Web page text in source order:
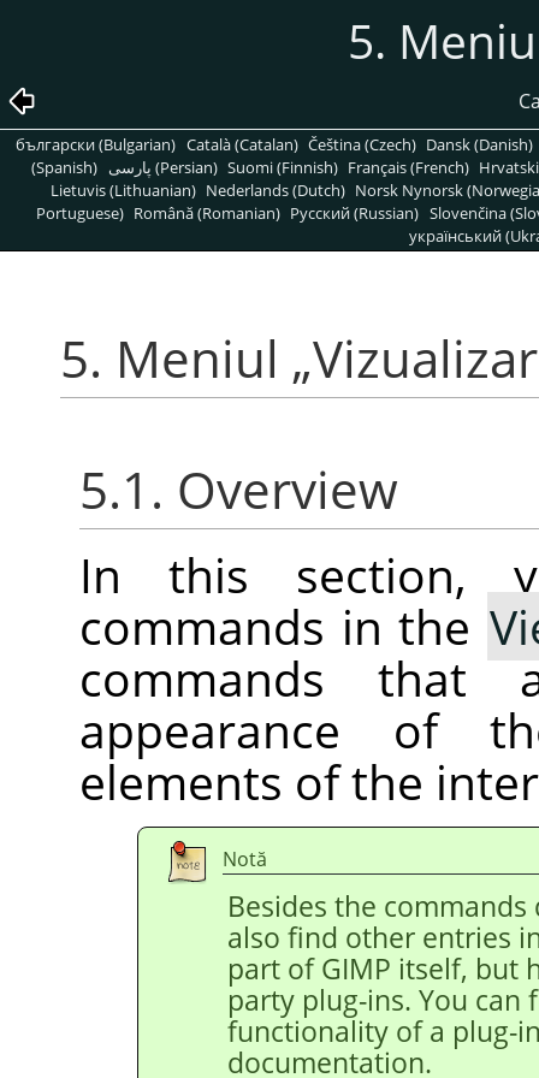
5.
български (Bulgarian) Català (Catalan) Čeština (Czech) Dansk (Danish)
(Spanish)
پارسی (Persian) Suomi (Finnish) Français (French)
Lietuvis (Lithuanian) Nederlands (Dutch) Norsk Nynorsk
Portuguese) Română (Romanian) Pусский (Russian) Slovenčina
український
5. Meniul „
5.1. Overview
In this section,
commands in the
commands that
appearance of
elements of the
Notă
Besides the
also find other entries
part ofGIMP itself, but
party plug-ins. You
functionality of a plug-
documentation.